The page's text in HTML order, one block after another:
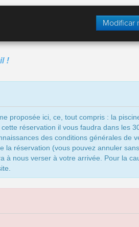
Modificar
!
proposée ici, ce, tout compris : la
réservation il vous faudra dans les
des conditions générales de
la réservation (vous pouvez annuler
à nous verser à votre arrivée. Pour la